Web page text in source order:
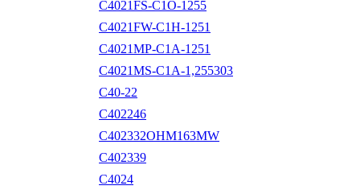
C4021FS-C1O-1255
C4021FW-C1H-1251
C4021MP-C1A-1251
C4021MS-C1A-1,255303
C40-22
C402246
C402332OHM163MW
C402339
C4024